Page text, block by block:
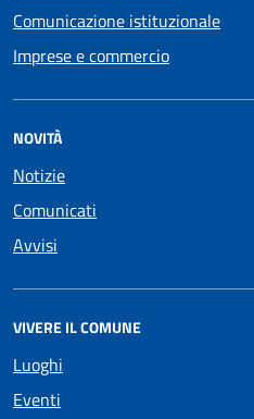
Comunicazione istituzionale
Imprese e commercio
NOVITÀ
Notizie
Comunicati
Avvisi
VIVERE IL COMUNE
Luoghi
Eventi